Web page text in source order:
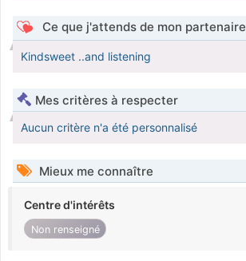
Ce que j'attends de mon partenaire
Kindsweet ..and listening
Mes critères à respecter
Aucun critère n'a été personnalisé
Mieux me connaître
Centre d'intérêts
Non renseigné